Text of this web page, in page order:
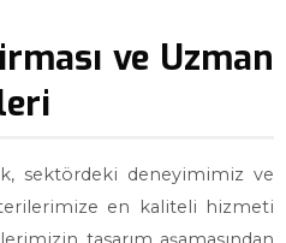
ve Uzman
sektördeki deneyimimiz ve
en kaliteli hizmeti